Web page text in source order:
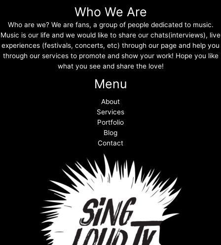
Who We Are
Who are we? We are fans, a group of people dedicated to music.
Music is our life and we would like to share our chats(interviews), live
experiences (festivals, concerts, etc) through our page and help you
through our services to promote and show your work! Hope you like
what you see and share the love!
Menu
About
Services
Portfolio
Blog
Contact